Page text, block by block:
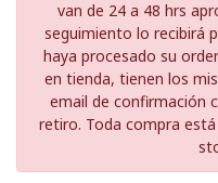
van de 24 a 48 hrs
seguimiento lo recibirá
haya procesado su
en tienda, tienen los
email de confirmación
retiro. Toda compra